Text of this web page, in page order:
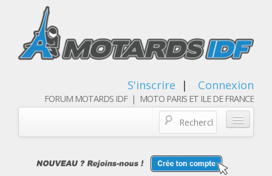
S'inscrire | Connexion
FORUM MOTARDS IDF | MOTO PARIS ET ILE DE FRANCE